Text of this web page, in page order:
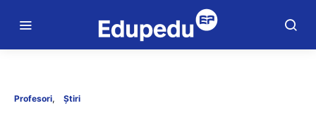
Profesori Știri